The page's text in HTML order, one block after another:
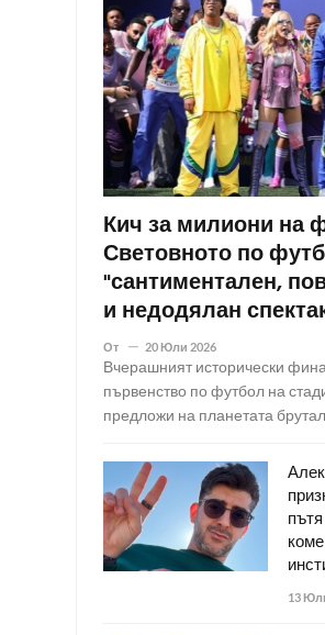
Кич за милиони на
Световното по
"сантиментален,
и недодялан
От 20 Юли 2026
Вчерашният исторически
първенство по футбол на
предложи на планетата
13